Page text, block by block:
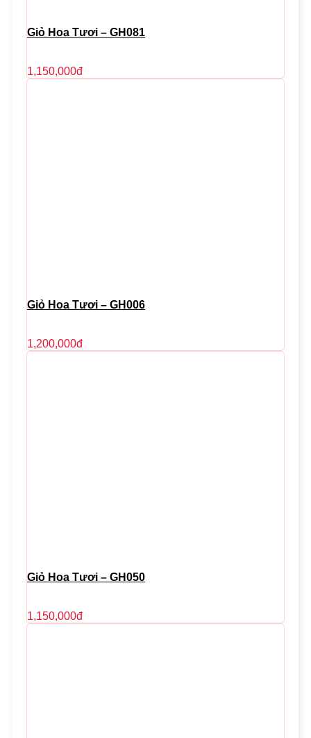
Giỏ Hoa Tươi – GH081
1,150,000đ
Giỏ Hoa Tươi – GH006
1,200,000đ
Giỏ Hoa Tươi – GH050
1,150,000đ